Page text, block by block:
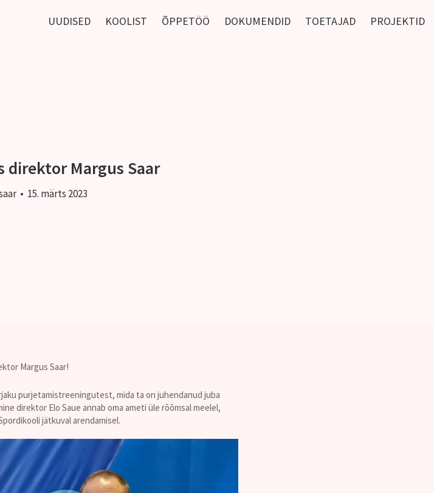
UUDISED KOOLIST ÕPPETÖÖ DOKUMENDID TOETAJAD PROJEKTID
direktor Margus Saar
• 15. märts 2023
Margus Saar!
purjetamistreeningutest, mida ta on juhendanud juba
direktor Elo Saue annab oma ameti üle rõõmsal meelel,
jätkuval arendamisel.